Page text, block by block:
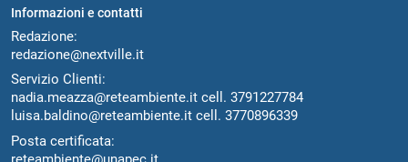
Informazioni e contatti
Redazione:
redazione@nextville.it
Servizio Clienti:
nadia.meazza@reteambiente.it cell. 3791227784
luisa.baldino@reteambiente.it cell. 3770896339
Posta certificata: